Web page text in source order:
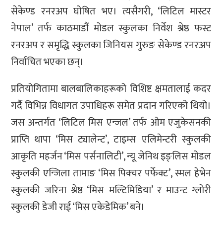
सेकेण्ड रनरअप घोषित भए। त्यसैगरी, ‘लिटिल मास्टर
नेपाल’ तर्फ काठमाडौं मोडल स्कुलका निर्वेश श्रेष्ठ फस्ट
रनरअप र समृद्धि स्कुलका जिनियस गुरुङ सेकेण्ड रनरअप
निर्वाचित भएका छन्।
प्रतियोगितामा बालबालिकाहरूको विशिष्ट क्षमतालाई कदर
गर्दै विभिन्न विधागत उपाधिहरू समेत प्रदान गरिएको थियो।
जस अन्तर्गत ‘लिटिल मिस एन्जल’ तर्फ ओम एजुकेसनकी
प्राप्ति थापा ‘मिस ट्यालेन्ट’, टाइम्स एलिमेन्टरी स्कुलकी
आकृति महर्जन ‘मिस पर्सनालिटी’, न्यू जेनिथ इङ्लिस मोडल
स्कुलकी एन्जिला तामाङ ‘मिस पिक्चर पर्फेक्ट’, स्मल हेभेन
स्कुलकी जरिना श्रेष्ठ ‘मिस मल्टिमिडिया’ र माउन्ट ग्लोरी
स्कुलकी डेजी राई ‘मिस एकेडेमिक’ बने।